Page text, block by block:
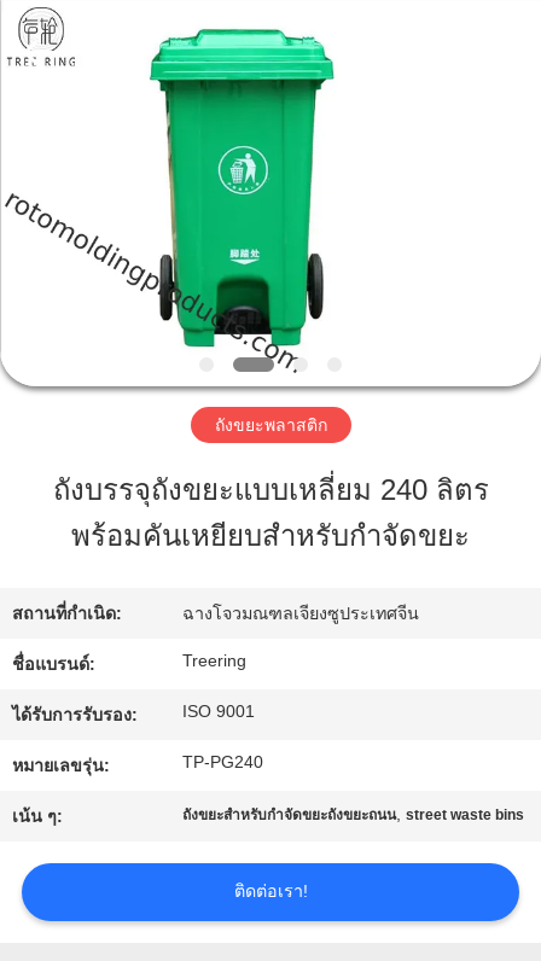
สินค้า
ทัวร์
โรงงาน
ควบคุม
คุณภาพ
ติดต่อ
Changzhou
Treering
Plastics
CO.,
ltd.
ถังขยะพลาสติก
ถังบรรจุถังขยะแบบเหลี่ยม 240 ลิตร
พร้อมคันเหยียบสำหรับกำจัดขยะ
สถานที่กำเนิด: ฉางโจวมณฑลเจียงซูประเทศจีน
ชื่อแบรนด์: Treering
ได้รับการรับรอง: ISO 9001
หมายเลขรุ่น: TP-PG240
เน้น ๆ: ถังขยะสำหรับกำจัดขยะถังขยะถนน,street waste bins
ติดต่อเรา!